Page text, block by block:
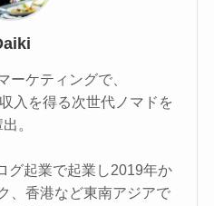
ーケティングで、
入を得る次世代ノマドを
。
グ起業で起業し2019年か
、香港など東南アジアで